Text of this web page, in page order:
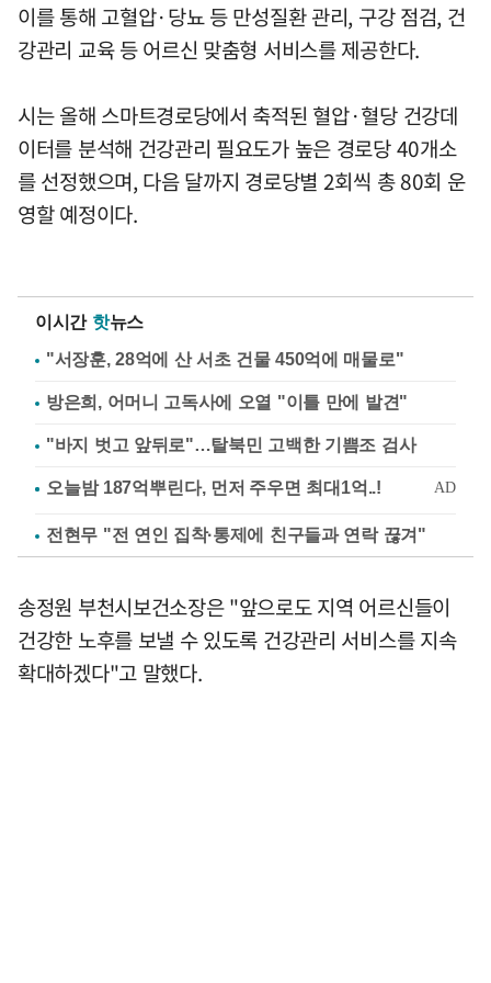
이를 통해 고혈압·당뇨 등 만성질환 관리, 구강 점검, 건
강관리 교육 등 어르신 맞춤형 서비스를 제공한다.
시는 올해 스마트경로당에서 축적된 혈압·혈당 건강데
이터를 분석해 건강관리 필요도가 높은 경로당 40개소
를 선정했으며, 다음 달까지 경로당별 2회씩 총 80회 운
영할 예정이다.
이시간 핫뉴스
"서장훈, 28억에 산 서초 건물 450억에 매물로"
방은희, 어머니 고독사에 오열 "이틀 만에 발견"
"바지 벗고 앞뒤로"…탈북민 고백한 기쁨조 검사
전현무 "전 연인 집착·통제에 친구들과 연락 끊겨"
송정원 부천시보건소장은 "앞으로도 지역 어르신들이
건강한 노후를 보낼 수 있도록 건강관리 서비스를 지속
확대하겠다"고 말했다.